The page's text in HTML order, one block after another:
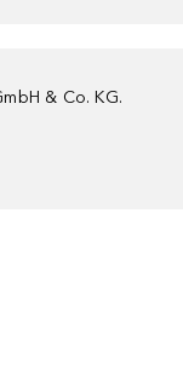
& Co. KG.